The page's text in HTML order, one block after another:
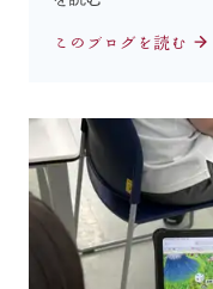
このブログを読む